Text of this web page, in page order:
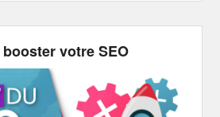
votre SEO